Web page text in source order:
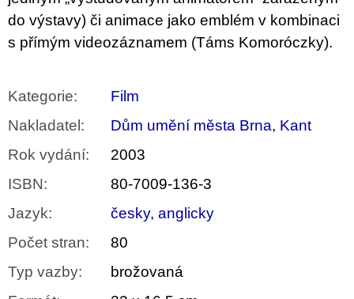
do výstavy) či animace jako emblém v kombinaci
s přímým videozáznamem (Táms Komoróczky).
Kategorie:
Film
Nakladatel : Dům umění města Brna, Kant
Rok vydání:
2003
ISBN:
80-7009-136-3
Jazyk: česky, anglicky
Počet stran:
80
Typ vazby:
brožovaná